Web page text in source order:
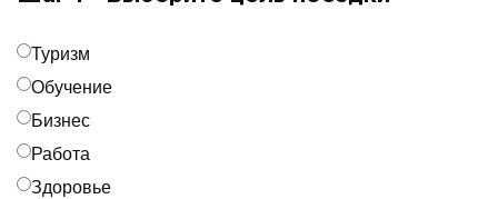
Туризм
Обучение
Бизнес
Работа
Здоровье